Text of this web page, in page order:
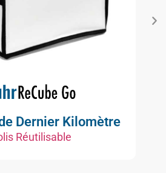
Dernier Kilomètre
Réutilisable